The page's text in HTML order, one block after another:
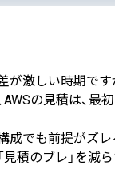
が激しい時期です
AWSの見積は、
成でも前提がズレ
見積のブレ」を減